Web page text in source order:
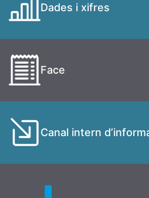
Dades i xifres
Face
Canal intern